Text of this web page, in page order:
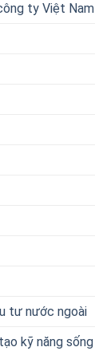
ty Việt Nam
tư nước ngoài
kỹ năng sống